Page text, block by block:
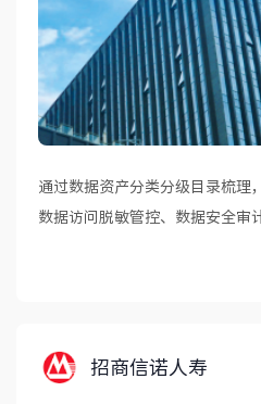
通过数据资产分类分级目录梳理
数据访问脱敏管控、数据安全审
招商信诺人寿